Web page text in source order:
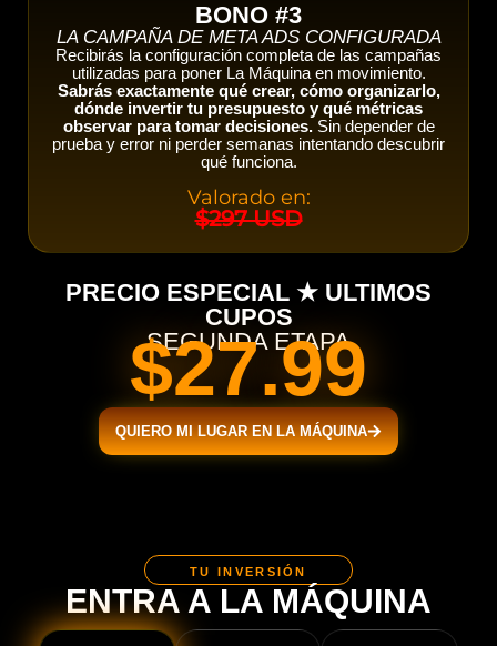
BONO #3
LA CAMPAÑA DE META ADS CONFIGURADA
Recibirás la configuración completa de las campañas
utilizadas para poner La Máquina en movimiento.
Sabrás exactamente qué crear, cómo organizarlo,
dónde invertir tu presupuesto y qué métricas
observar para tomar decisiones.Sin depender de
prueba y error ni perder semanas intentando descubrir
qué funciona.
Valorado en:
$297 USD
PRECIO ESPECIAL ★ ULTIMOS
CUPOS
SEGUNDA ETAPA
$27.99
QUIERO MI LUGAR EN LA MÁQUINA
TU INVERSIÓN
ENTRA A LA MÁQUINA